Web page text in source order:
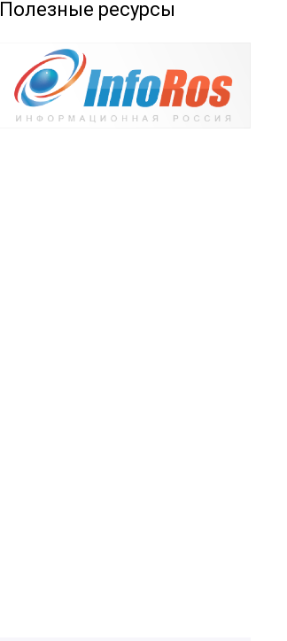
Полезные ресурсы